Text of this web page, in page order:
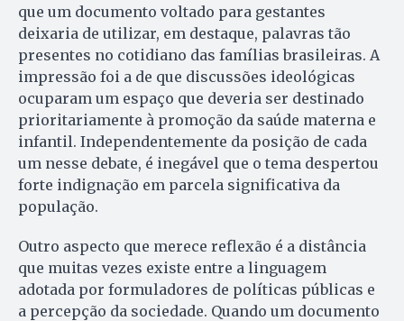
que um documento voltado para gestantes
deixaria de utilizar, em destaque, palavras tão
presentes no cotidiano das famílias brasileiras. A
impressão foi a de que discussões ideológicas
ocuparam um espaço que deveria ser destinado
prioritariamente à promoção da saúde materna e
infantil. Independentemente da posição de cada
um nesse debate, é inegável que o tema despertou
forte indignação em parcela significativa da
população.
Outro aspecto que merece reflexão é a distância
que muitas vezes existe entre a linguagem
adotada por formuladores de políticas públicas e
a percepção da sociedade. Quando um documento